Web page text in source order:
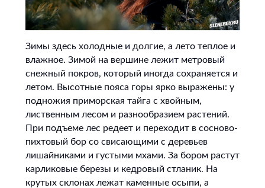
Зимы здесь холодные и долгие, а лето теплое и
влажное. Зимой на вершине лежит метровый
снежный покров, который иногда сохраняется и
летом. Высотные пояса горы ярко выражены: у
подножия приморская тайга с хвойным,
лиственным лесом и разнообразием растений.
При подъеме лес редеет и переходит в сосново-
пихтовый бор со свисающими с деревьев
лишайниками и густыми мхами. За бором растут
карликовые березы и кедровый стланик. На
крутых склонах лежат каменные осыпи, а